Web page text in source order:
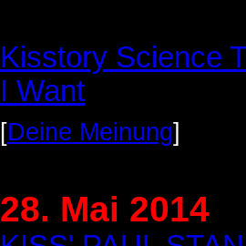
Kisstory Science
I Want
[Deine Meinung]
28. Mai 2014